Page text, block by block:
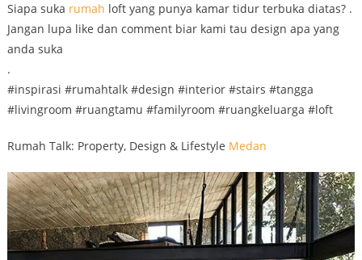
Siapa suka rumah loft yang punya kamar tidur terbuka diatas? .
Jangan lupa like dan comment biar kami tau design apa yang
anda suka
.
#inspirasi #rumahtalk #design #interior #stairs #tangga
#livingroom #ruangtamu #familyroom #ruangkeluarga #loft
Rumah Talk: Property, Design & Lifestyle Medan